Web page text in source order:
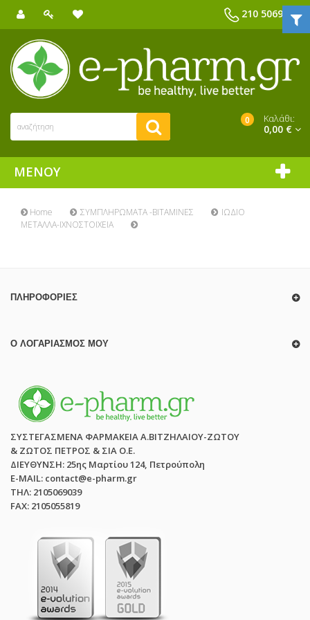
210 5069039
0 Καλάθι:
0,00 €
ΜΕΝΟΎ
Home
ΣΥΜΠΛΗΡΩΜΑΤΑ -ΒΙΤΑΜΙΝΕΣ
ΜΕΤΑΛΛΑ-ΙΧΝΟΣΤΟΙΧΕΙΑ
ΙΩΔΙΟ
ΠΛΗΡΟΦΟΡΊΕΣ
Ο ΛΟΓΑΡΙΑΣΜΌΣ ΜΟΥ
ΣΥΣΤΕΓΑΣΜΕΝΑ ΦΑΡΜΑΚΕΙΑ Α.ΒΙΤΖΗΛΑΙΟΥ-ΖΩΤΟΥ
& ΖΩΤΟΣ ΠΕΤΡΟΣ & ΣΙΑ Ο.Ε.
ΔΙΕΥΘΥΝΣΗ: 25ης Μαρτίου 124, Πετρούπολη
E-MAIL: contact@e-pharm.gr
ΤΗΛ: 2105069039
FAX: 2105055819